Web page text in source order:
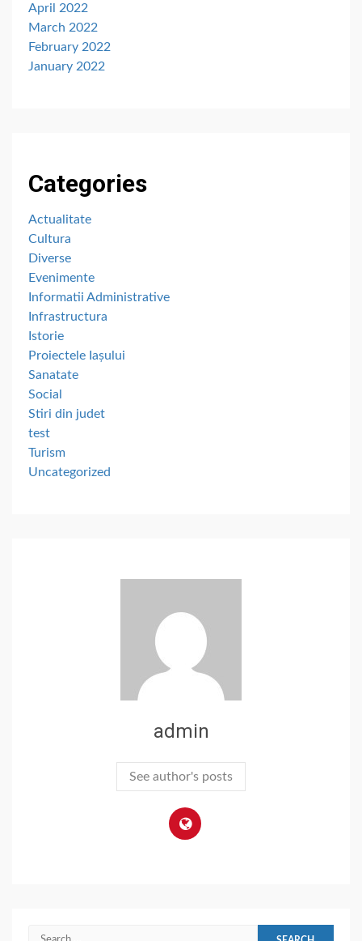
April 2022
March 2022
February 2022
January 2022
Categories
Actualitate
Cultura
Diverse
Evenimente
Informatii Administrative
Infrastructura
Istorie
Proiectele Iașului
Sanatate
Social
Stiri din judet
test
Turism
Uncategorized
admin
See author's posts
Search